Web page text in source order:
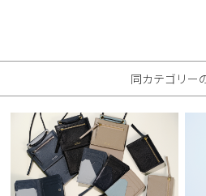
同カテゴリー